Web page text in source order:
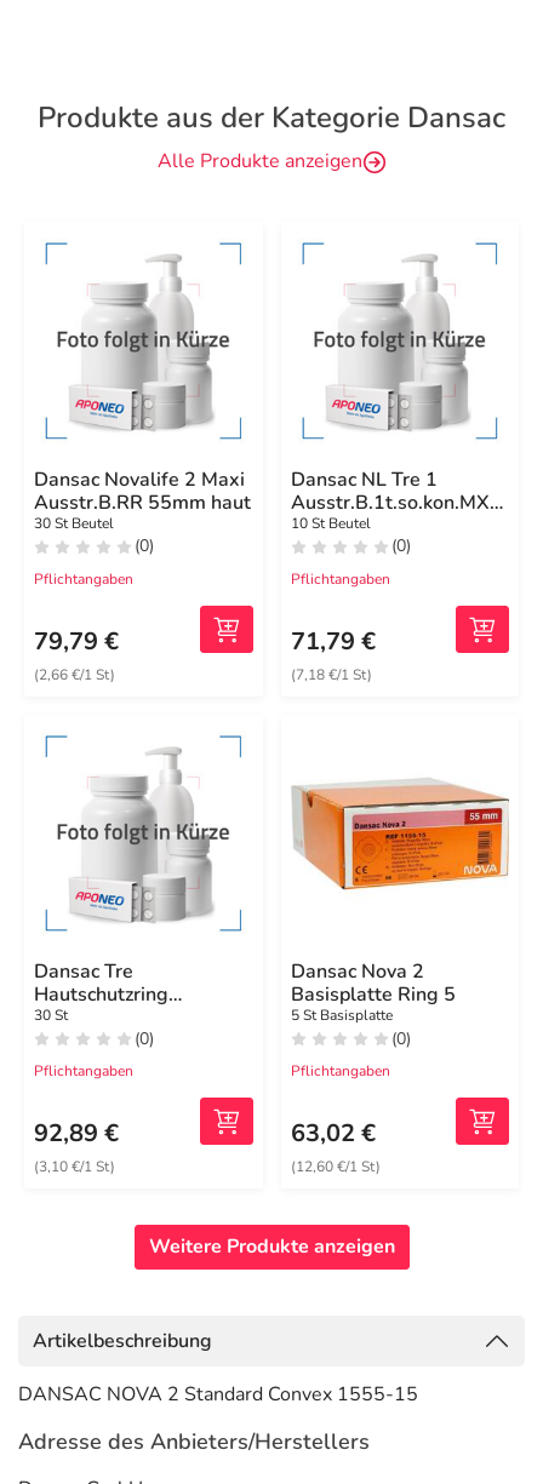
Produkte aus der Kategorie Dansac
Alle Produkte anzeigen
Dansac Novalife 2 Maxi
Ausstr.B.RR 55mm haut
30 St Beutel
(0)
Pflichtangaben
79,79 €
(2,66 €/1 St)
Dansac NL Tre 1
Ausstr.B.1t.so.kon.MX
15 - 54mm Sfen
10 St Beutel
(0)
Pflichtangaben
71,79 €
(7,18 €/1 St)
Dansac Tre
Hautschutzring
vorgestanzt Lo.30mm
dezentr.
30 St
(0)
Pflichtangaben
92,89 €
(3,10 €/1 St)
Dansac Nova 2
Basisplatte Ring 5
5 St Basisplatte
(0)
Pflichtangaben
63,02 €
(12,60 €/1 St)
Weitere Produkte anzeigen
Artikelbeschreibung
DANSAC NOVA 2 Standard Convex 1555-15
Adresse des Anbieters/Herstellers